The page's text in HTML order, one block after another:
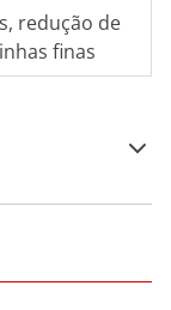
redução de
finas